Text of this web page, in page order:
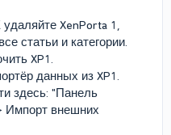
XenPorta 1,
статьи и категории.
XP1.
данных из XP1.
здесь: "Панель
Импорт внешних